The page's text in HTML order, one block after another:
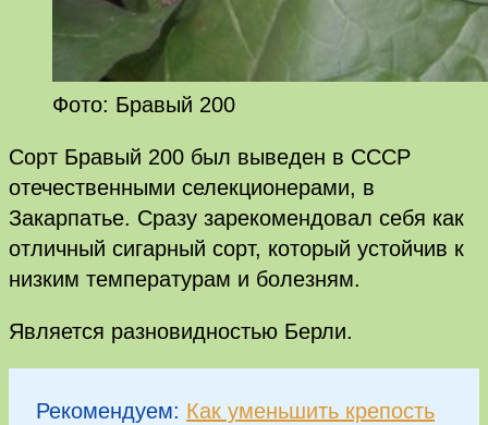
Фото: Бравый 200
Сорт Бравый 200 был выведен в СССР
отечественными селекционерами, в
Закарпатье. Сразу зарекомендовал себя как
отличный сигарный сорт, который устойчив к
низким температурам и болезням.
Является разновидностью Берли.
Рекомендуем: Как уменьшить крепость